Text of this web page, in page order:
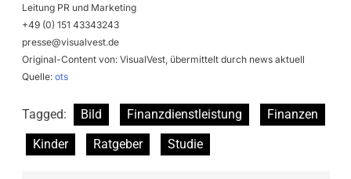
Leitung PR und Marketing
+49 (0) 151 43343243
presse@visualvest.de
Original-Content von: VisualVest, übermittelt durch news aktuell
Quelle: ots
Tagged: Bild Finanzdienstleistung
Finanzen
Kinder
Ratgeber Studie